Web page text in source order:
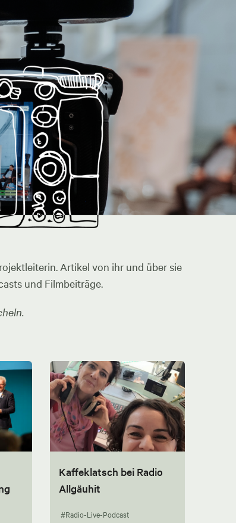
Artikel von ihr und über sie
und Filmbeiträge.
Kaffeklatsch bei Radio
Allgäuhit
#Radio-Live-Podcast